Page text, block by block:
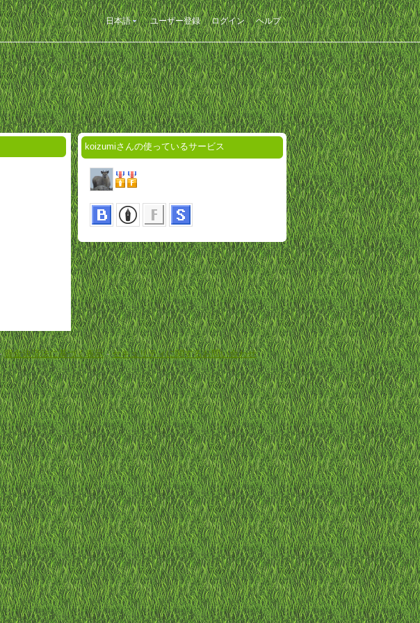
日本語 ユーザー登録 ログイン ヘルプ
koizumiさんの使っているサービス
資金決済法に基づく表示-セキュリティに関するお問い合わせ